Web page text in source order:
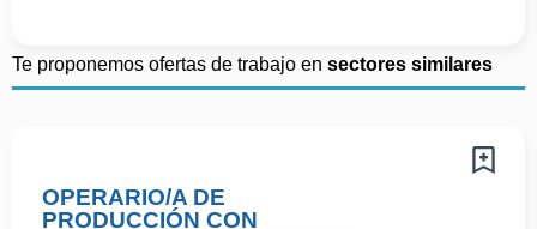
Te proponemos ofertas de trabajo en sectores similares
OPERARIO/A DE
PRODUCCIÓN CON